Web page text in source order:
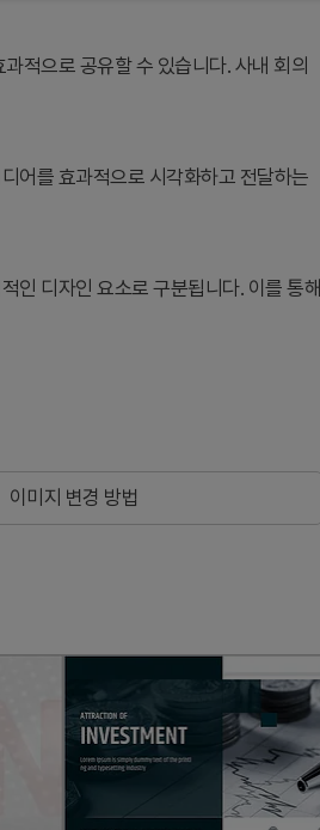
적으로 공유할 수 있습니다. 사내 회의
어를 효과적으로 시각화하고 전달하는
인 디자인 요소로 구분됩니다. 이를 통해
이미지 변경 방법